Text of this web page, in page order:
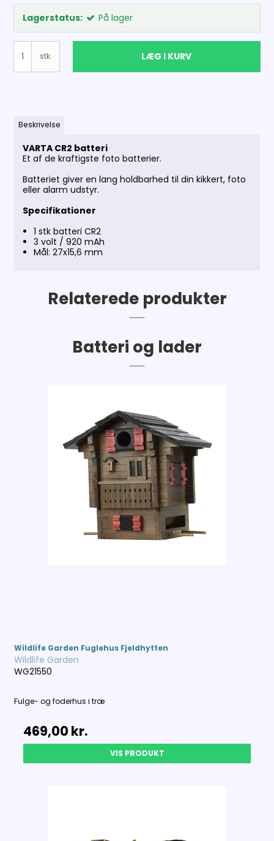
Lagerstatus: På lager
stk. LÆG I KURV
Beskrivelse
VARTA CR2 batteri
Et af de kraftigste foto batterier.
Batteriet giver en lang holdbarhed til din kikkert, foto
eller alarm udstyr.
Specifikationer
1 stk batteri CR2
3 volt / 920 mAh
Mål: 27x15,6 mm
Relaterede produkter
Batteri og lader
Wildlife Garden Fuglehus Fjeldhytten
Wildlife Garden
WG21550
Fulge- og foderhus i træ
469,00 kr.
VIS PRODUKT